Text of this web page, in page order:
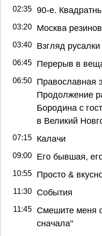
02:35 90-е.
03:20 Москва
03:40 Взгляд русалки
06:45 Перерыв в
06:50
Православная
Продолжение
Бородина с
в Великий
07:15 Калачи
09:00 Его бывшая,
10:55 Просто &
11:30 События
11:45
Смешите меня
сначала"